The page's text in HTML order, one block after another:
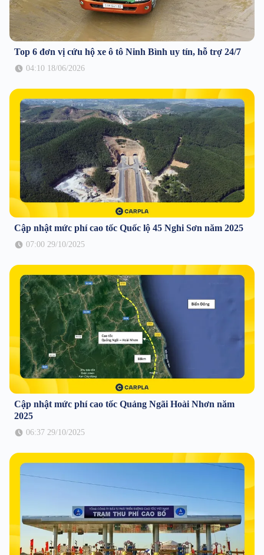
Top 6 đơn vị cứu hộ xe ô tô Ninh Bình uy tín, hỗ trợ 24/7
04:10 18/06/2026
Cập nhật mức phí cao tốc Quốc lộ 45 Nghi Sơn năm 2025
07:00 29/10/2025
Cập nhật mức phí cao tốc Quảng Ngãi Hoài Nhơn năm
2025
06:37 29/10/2025